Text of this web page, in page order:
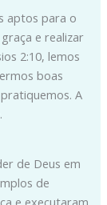
aptos para o
e realizar
2:10, lemos
boas
A
de Deus em
de